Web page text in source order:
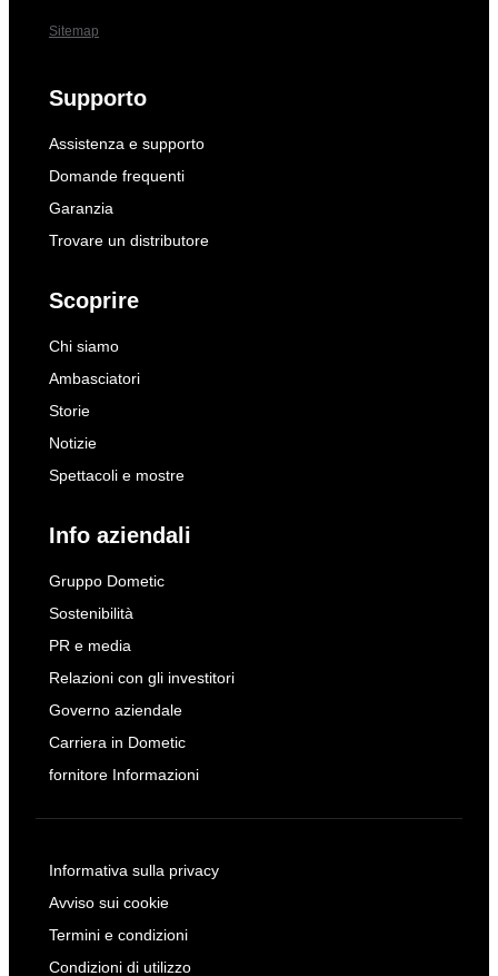
Sitemap
Supporto
Assistenza e supporto
Domande frequenti
Garanzia
Trovare un distributore
Scoprire
Chi siamo
Ambasciatori
Storie
Notizie
Spettacoli e mostre
Info aziendali
Gruppo Dometic
Sostenibilità
PR e media
Relazioni con gli investitori
Governo aziendale
Carriera in Dometic
fornitore Informazioni
Informativa sulla privacy
Avviso sui cookie
Termini e condizioni
Condizioni di utilizzo